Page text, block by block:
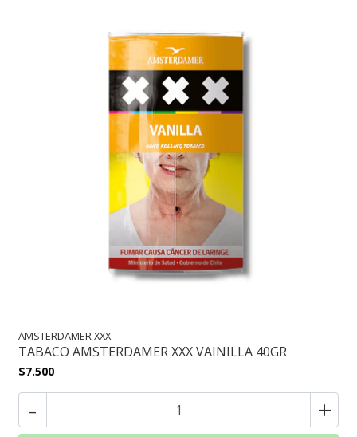
AMSTERDAMER XXX
TABACO AMSTERDAMER XXX VAINILLA 40GR
$7.500
- +